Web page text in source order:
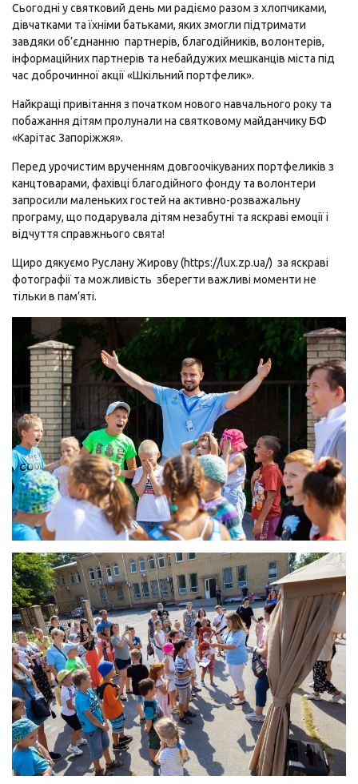
Сьогодні у святковий день ми радіємо разом з хлопчиками,
дівчатками та їхніми батьками, яких змогли підтримати
завдяки об’єднанню партнерів, благодійників, волонтерів,
інформаційних партнерів та небайдужих мешканців міста під
час доброчинної акції «Шкільний портфелик».
Найкращі привітання з початком нового навчального року та
побажання дітям пролунали на святковому майданчику БФ
«Карітас Запоріжжя».
Перед урочистим врученням довгоочікуваних портфеликів з
канцтоварами, фахівці благодійного фонду та волонтери
запросили маленьких гостей на активно-розважальну
програму, що подарувала дітям незабутні та яскраві емоції і
відчуття справжнього свята!
Щиро дякуємо Руслану Жирову (https://lux.zp.ua/) за яскраві
фотографії та можливість зберегти важливі моменти не
тільки в пам’яті.